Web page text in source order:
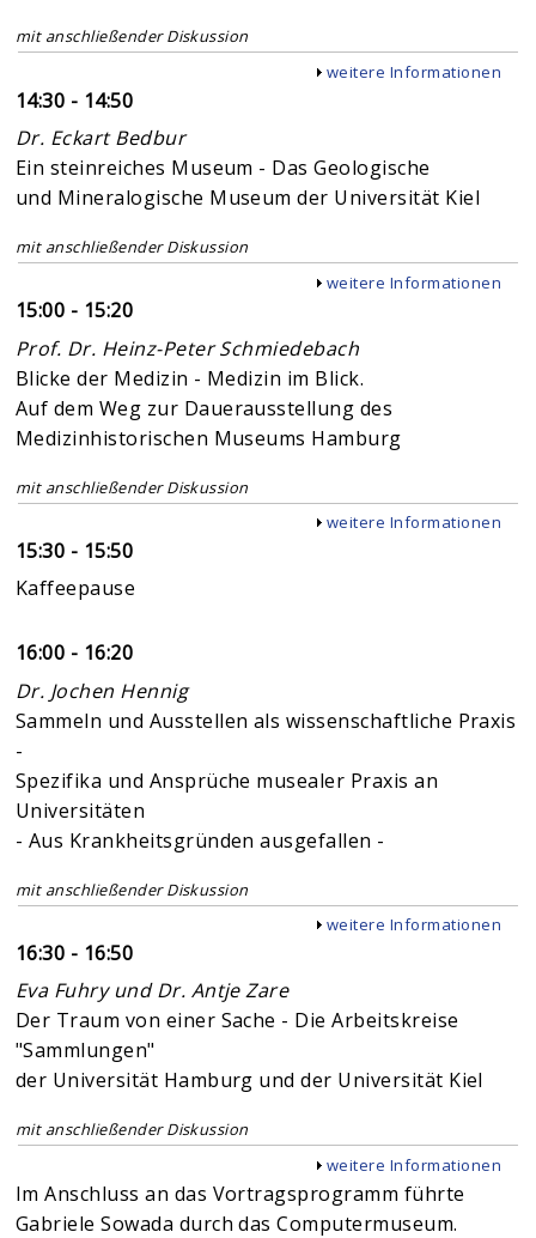
mit anschließender Diskussion
Anzeigen
weitere Informationen
14:30 - 14:50
Dr. Eckart Bedbur
Ein steinreiches Museum - Das Geologische
und Mineralogische Museum der Universität Kiel
mit anschließender Diskussion
Anzeigen
weitere Informationen
15:00 - 15:20
Prof. Dr. Heinz-Peter Schmiedebach
Blicke der Medizin - Medizin im Blick.
Auf dem Weg zur Dauerausstellung des
Medizinhistorischen Museums Hamburg
mit anschließender Diskussion
Anzeigen
weitere Informationen
15:30 - 15:50
Kaffeepause
16:00 - 16:20
Dr. Jochen Hennig
Sammeln und Ausstellen als wissenschaftliche Praxis
-
Spezifika und Ansprüche musealer Praxis an
Universitäten
- Aus Krankheitsgründen ausgefallen -
mit anschließender Diskussion
Anzeigen
weitere Informationen
16:30 - 16:50
Eva Fuhry und Dr. Antje Zare
Der Traum von einer Sache - Die Arbeitskreise
"Sammlungen"
der Universität Hamburg und der Universität Kiel
mit anschließender Diskussion
Anzeigen
weitere Informationen
Im Anschluss an das Vortragsprogramm führte
Gabriele Sowada durch das Computermuseum.